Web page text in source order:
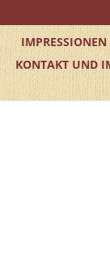
IMPRESSIONEN
KONTAKT UND